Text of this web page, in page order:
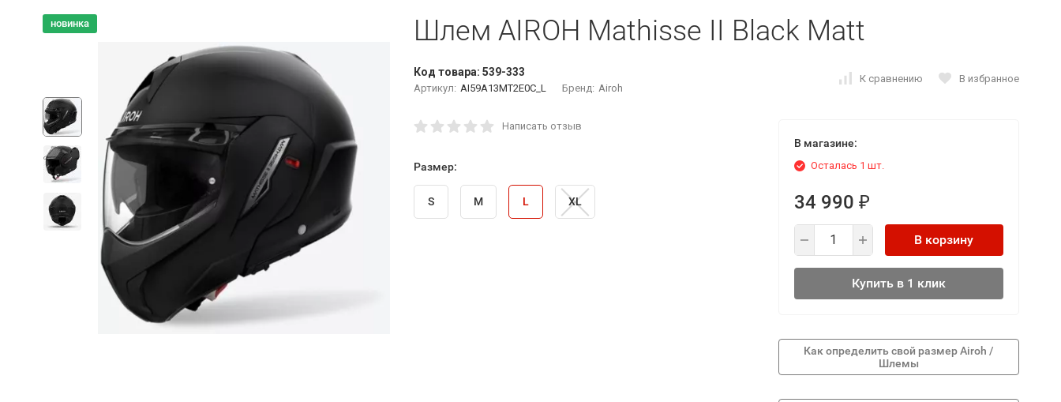
новинка Шлем AIROH Mathisse II Black Matt
Код товара: 539-333
Артикул: AI59A13MT2E0C_L Бренд: Airoh
К сравнению В избранное
Написать отзыв
Размер:
S M L XL
В магазине:
Осталась 1 шт.
34 990 ₽
В корзину
Купить в 1 клик
Как определить свой размер Airoh /
Шлемы